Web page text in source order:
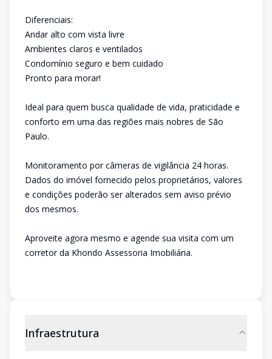
Diferenciais:
Andar alto com vista livre
Ambientes claros e ventilados
Condomínio seguro e bem cuidado
Pronto para morar!
Ideal para quem busca qualidade de vida, praticidade e
conforto em uma das regiões mais nobres de São
Paulo.
Monitoramento por câmeras de vigilância 24 horas.
Dados do imóvel fornecido pelos proprietários, valores
e condições poderão ser alterados sem aviso prévio
dos mesmos.
Aproveite agora mesmo e agende sua visita com um
corretor da Khondo Assessoria Imobiliária.
Infraestrutura